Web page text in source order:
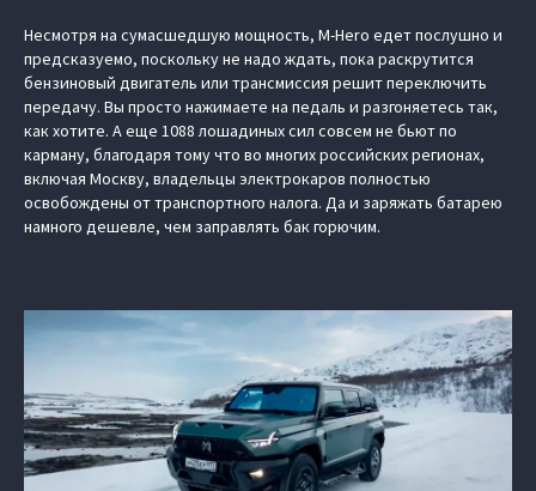
Несмотря на сумасшедшую мощность, M-Hero едет послушно и
предсказуемо, поскольку не надо ждать, пока раскрутится
бензиновый двигатель или трансмиссия решит переключить
передачу. Вы просто нажимаете на педаль и разгоняетесь так,
как хотите. А еще 1088 лошадиных сил совсем не бьют по
карману, благодаря тому что во многих российских регионах,
включая Москву, владельцы электрокаров полностью
освобождены от транспортного налога. Да и заряжать батарею
намного дешевле, чем заправлять бак горючим.